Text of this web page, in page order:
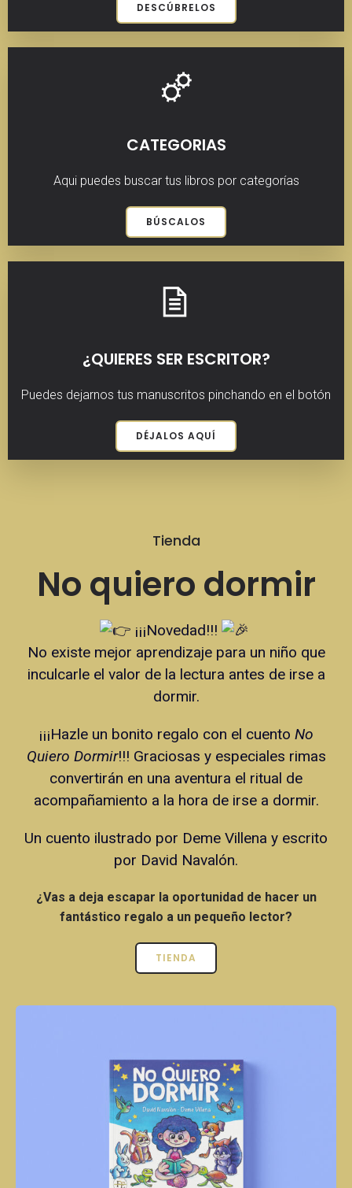
DESCÚBRELOS
CATEGORIAS
Aqui puedes buscar tus libros por categorías
BÚSCALOS
¿QUIERES SER ESCRITOR?
Puedes dejarnos tus manuscritos pinchando en el botón
DÉJALOS AQUÍ
Tienda
No quiero dormir
¡¡¡Novedad!!!
No existe mejor aprendizaje para un niño que
inculcarle el valor de la lectura antes de irse a
dormir.
¡¡¡Hazle un bonito regalo con el cuento No
Quiero Dormir!!! Graciosas y especiales rimas
convertirán en una aventura el ritual de
acompañamiento a la hora de irse a dormir.
Un cuento ilustrado por Deme Villena y escrito
por David Navalón.
¿Vas a deja escapar la oportunidad de hacer un
fantástico regalo a un pequeño lector?
TIENDA